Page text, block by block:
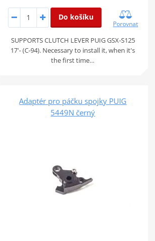
Do košíku
Porovnat
SUPPORTS CLUTCH LEVER PUIG GSX-S125
17'- (C-94). Necessary to install it, when it's
the first time…
Adaptér pro páčku spojky PUIG
5449N černý